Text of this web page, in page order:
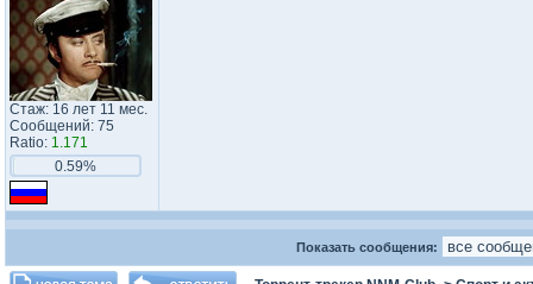
Стаж: 16 лет 11 мес.
Сообщений: 75
Ratio: 1.171
0.59%
Показать сообщения: